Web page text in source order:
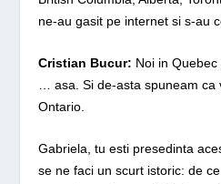
ne-au gasit pe internet si s-au
Cristian Bucur: Noi in
… asa. Si de-asta spuneam
Ontario.
Gabriela, tu esti presedinta
se ne faci un scurt istoric: de